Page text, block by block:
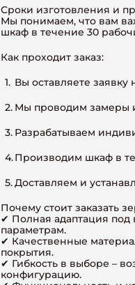
Сроки изготовления и
Мы понимаем, что вам
шкаф в течение 30
Как проходит заказ:
Вы оставляете
Мы проводим замеры
Разрабатываем
Производим шкаф в
Доставляем и
Почему стоит заказать
✔ Полная адаптация
параметрам.
✔ Качественные
покрытия.
✔ Гибкость в выборе –
конфигурацию.